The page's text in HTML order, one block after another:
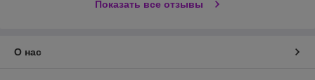
Показать все отзывы
О нас